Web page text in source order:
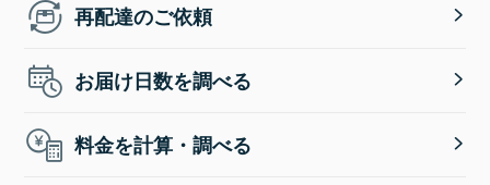
再配達のご依頼
お届け日数を調べる
料金を計算・調べる